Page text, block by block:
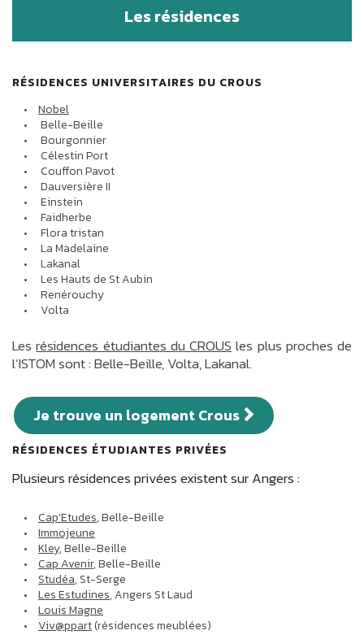
Les résidences
RÉSIDENCES UNIVERSITAIRES DU CROUS
Nobel
Belle-Beille
Bourgonnier
Célestin Port
Couffon Pavot
Dauversière II
Einstein
Faidherbe
Flora tristan
La Madelaine
Lakanal
Les Hauts de St Aubin
Renérouchy
Volta
Lesrésidences étudiantes du CROUS les plus proches de
l’ISTOM sont : Belle-Beille, Volta, Lakanal.
Je trouve un logement Crous
RÉSIDENCES ÉTUDIANTES PRIVÉES
Plusieurs résidences privées existent sur Angers :
Cap’Etudes, Belle-Beille
Immojeune
Kley, Belle-Beille
Cap Avenir, Belle-Beille
Studéa, St-Serge
Les Estudines, Angers St Laud
Louis Magne
Viv@ppart(résidences meublées)